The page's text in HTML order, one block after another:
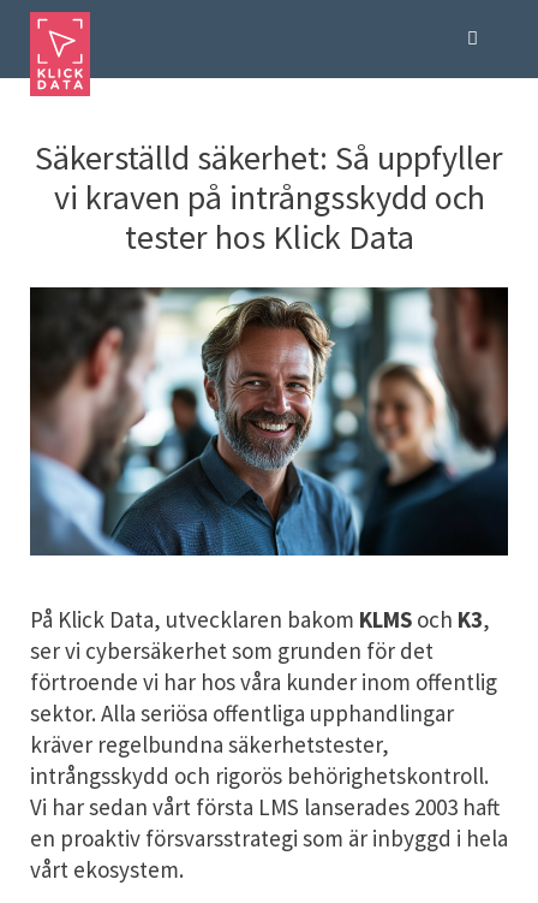
Säkerställd säkerhet: Så uppfyller
vi kraven på intrångsskydd och
tester hos Klick Data
På Klick Data, utvecklaren bakom KLMS och K3,
ser vi cybersäkerhet som grunden för det
förtroende vi har hos våra kunder inom offentlig
sektor. Alla seriösa offentliga upphandlingar
kräver regelbundna säkerhetstester,
intrångsskydd och rigorös behörighetskontroll.
Vi har sedan vårt första LMS lanserades 2003 haft
en proaktiv försvarsstrategi som är inbyggd i hela
vårt ekosystem.